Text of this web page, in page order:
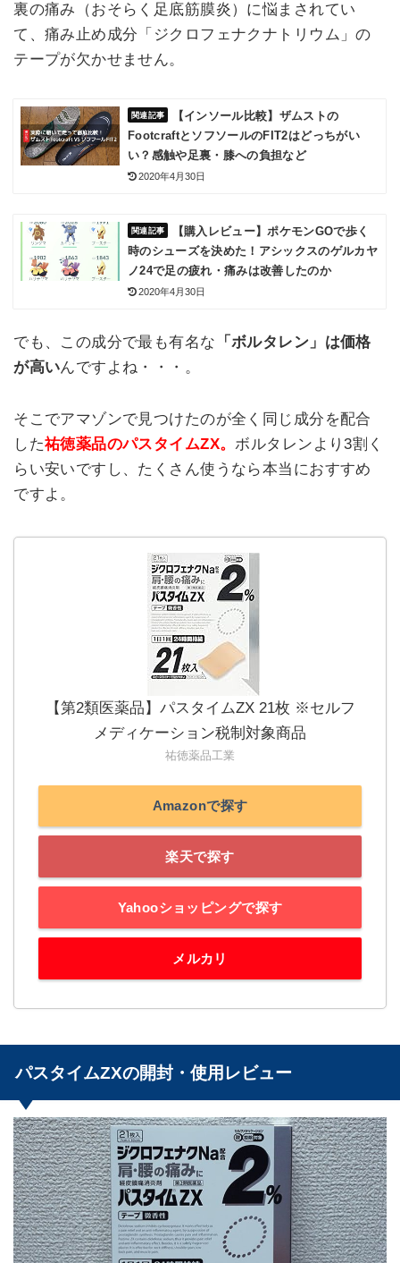
裏の痛み（おそらく足底筋膜炎）に悩まされてい
て、痛み止め成分「ジクロフェナクナトリウム」の
テープが欠かせません。
【インソール比較】ザムストの
FootcraftとソフソールのFIT2はどっちがい
い？感触や足裏・膝への負担など
2020年4月30日
【購入レビュー】ポケモンGOで歩く
時のシューズを決めた！アシックスのゲルカヤ
ノ24で足の疲れ・痛みは改善したのか
2020年4月30日
でも、この成分で最も有名な 「ボルタレン」は価格
が高いんですよね・・・。
そこでアマゾンで見つけたのが全く同じ成分を配合
した祐徳薬品のパスタイムZX。 ボルタレンより3割く
らい安いですし、たくさん使うなら本当におすすめ
ですよ。
【第2類医薬品】パスタイムZX 21枚 ※セルフ
メディケーション税制対象商品
祐徳薬品工業
Amazonで探す
楽天で探す
Yahooショッピングで探す
メルカリ
パスタイムZXの開封・使用レビュー